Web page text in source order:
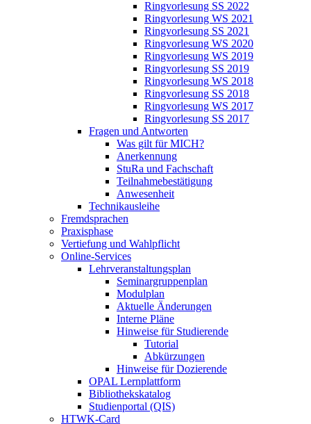
Ringvorlesung SS 2022
Ringvorlesung WS 2021
Ringvorlesung SS 2021
Ringvorlesung WS 2020
Ringvorlesung WS 2019
Ringvorlesung SS 2019
Ringvorlesung WS 2018
Ringvorlesung SS 2018
Ringvorlesung WS 2017
Ringvorlesung SS 2017
Fragen und Antworten
Was gilt für MICH?
Anerkennung
StuRa und Fachschaft
Teilnahmebestätigung
Anwesenheit
Technikausleihe
Fremdsprachen
Praxisphase
Vertiefung und Wahlpflicht
Online-Services
Lehrveranstaltungsplan
Seminargruppenplan
Modulplan
Aktuelle Änderungen
Interne Pläne
Hinweise für Studierende
Tutorial
Abkürzungen
Hinweise für Dozierende
OPAL Lernplattform
Bibliothekskatalog
Studienportal (QIS)
HTWK-Card